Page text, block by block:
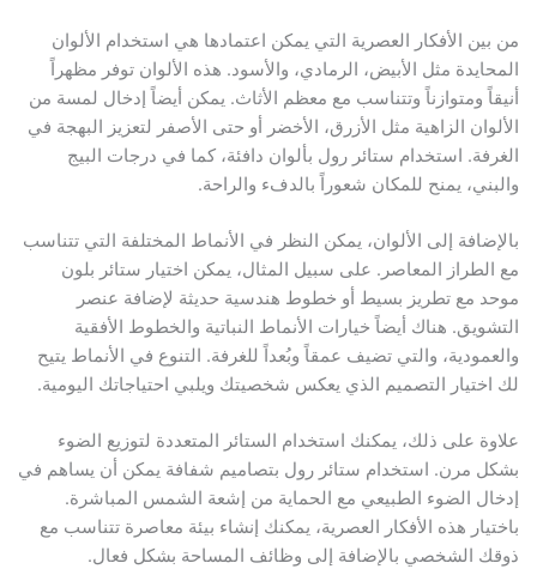
من بين الأفكار العصرية التي يمكن اعتمادها هي استخدام الألوان
المحايدة مثل الأبيض، الرمادي، والأسود. هذه الألوان توفر مظهراً
أنيقاً ومتوازناً وتتناسب مع معظم الأثاث. يمكن أيضاً إدخال لمسة من
الألوان الزاهية مثل الأزرق، الأخضر أو حتى الأصفر لتعزيز البهجة في
الغرفة. استخدام ستائر رول بألوان دافئة، كما في درجات البيج
والبني، يمنح للمكان شعوراً بالدفء والراحة.
بالإضافة إلى الألوان، يمكن النظر في الأنماط المختلفة التي تتناسب
مع الطراز المعاصر. على سبيل المثال، يمكن اختيار ستائر بلون
موحد مع تطريز بسيط أو خطوط هندسية حديثة لإضافة عنصر
التشويق. هناك أيضاً خيارات الأنماط النباتية والخطوط الأفقية
والعمودية، والتي تضيف عمقاً وبُعداً للغرفة. التنوع في الأنماط يتيح
لك اختيار التصميم الذي يعكس شخصيتك ويلبي احتياجاتك اليومية.
علاوة على ذلك، يمكنك استخدام الستائر المتعددة لتوزيع الضوء
بشكل مرن. استخدام ستائر رول بتصاميم شفافة يمكن أن يساهم في
إدخال الضوء الطبيعي مع الحماية من إشعة الشمس المباشرة.
باختيار هذه الأفكار العصرية، يمكنك إنشاء بيئة معاصرة تتناسب مع
ذوقك الشخصي بالإضافة إلى وظائف المساحة بشكل فعال.